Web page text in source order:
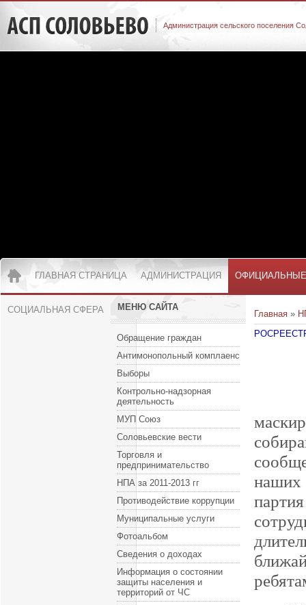
Администрация сельского поселения
ГЛАВНАЯ СТРАНИЦА АДМИНИСТРАЦИЯ
СОЦИАЛЬНАЯ СФЕРА МЕНЮ САЙТА
Обращение граждан
Антимонопольный комплаенс
Выборы
Контрольно-надзорная
деятельность
МУП Союз
Соловьевские вести
Торговля и
предпринимательство
НПА за 2011-2013 гг
Противодействие коррупции
Муниципальные услуги
Фотоальбом
Сведения о доходах
Информация о состоянии
защиты населения и
территорий от ЧС
Главная »
наших